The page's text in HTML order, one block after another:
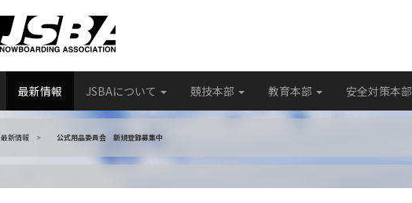
最新情報 JSBAについて 競技本部 教育本部 安全対策本部
最新情報 公式用品委員会 新規登録募集中